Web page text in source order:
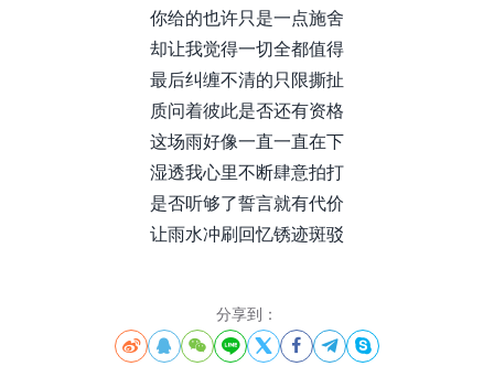
你给的也许只是一点施舍
却让我觉得一切全都值得
最后纠缠不清的只限撕扯
质问着彼此是否还有资格
这场雨好像一直一直在下
湿透我心里不断肆意拍打
是否听够了誓言就有代价
让雨水冲刷回忆锈迹斑驳
分享到：
       